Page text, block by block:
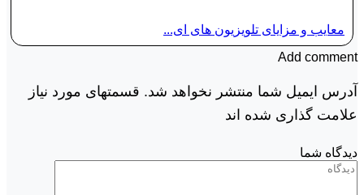
معایب و مزایای تلویزیون های ای...
Add comment
آدرس ایمیل شما منتشر نخواهد شد. قسمتهای مورد نیاز
علامت گذاری شده اند
دیدگاه شما